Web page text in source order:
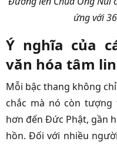
ứng với
Ý nghĩa của
văn hóa tâm
Mỗi bậc thang không
chắc mà nó còn
hơn đến Đức Phật, gần
hồn. Đối với nhiều